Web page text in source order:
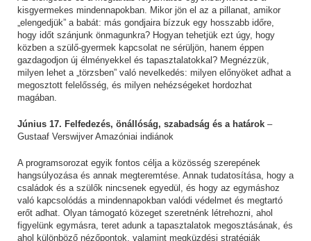
kisgyermekes mindennapokban. Mikor jön el az a pillanat, amikor
„elengedjük” a babát: más gondjaira bízzuk egy hosszabb időre,
hogy időt szánjunk önmagunkra? Hogyan tehetjük ezt úgy, hogy
közben a szülő-gyermek kapcsolat ne sérüljön, hanem éppen
gazdagodjon új élményekkel és tapasztalatokkal? Megnézzük,
milyen lehet a „törzsben” való nevelkedés: milyen előnyöket adhat a
megosztott felelősség, és milyen nehézségeket hordozhat
magában.
Június 17. Felfedezés, önállóság, szabadság és a határok –
Gustaaf Verswijver Amazóniai indiánok
A programsorozat egyik fontos célja a közösség szerepének
hangsúlyozása és annak megteremtése. Annak tudatosítása, hogy a
családok és a szülők nincsenek egyedül, és hogy az egymáshoz
való kapcsolódás a mindennapokban valódi védelmet és megtartó
erőt adhat. Olyan támogató közeget szeretnénk létrehozni, ahol
figyelünk egymásra, teret adunk a tapasztalatok megosztásának, és
ahol különböző nézőpontok, valamint megküzdési stratégiák